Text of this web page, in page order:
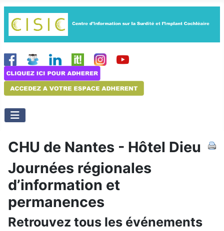
CHU de Nantes - Hôtel Dieu
Journées régionales
d’information et
permanences
Retrouvez tous les événements